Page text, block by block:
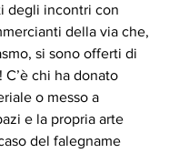
degli incontri con
della via che,
si sono offerti di
C’è chi ha donato
o messo a
e la propria arte
del falegname